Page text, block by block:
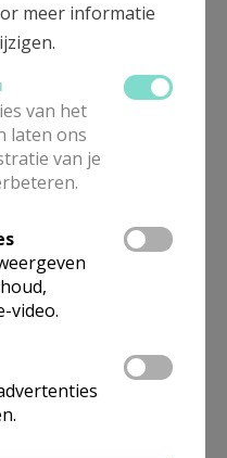
2026
meer informatie
van het
laten ons
van je
video.